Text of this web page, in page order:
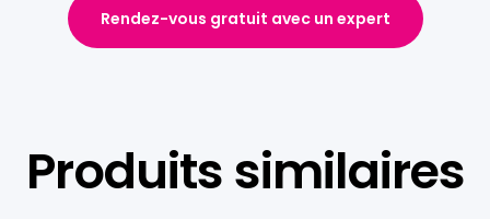
Rendez-vous gratuit avec un expert
Produits similaires